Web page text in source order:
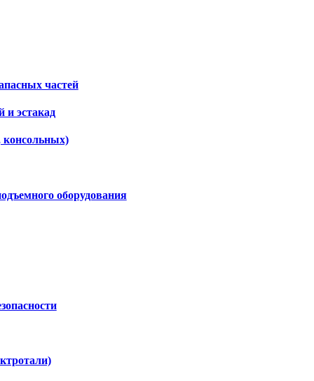
частей
и эстакад
консольных)
оборудования